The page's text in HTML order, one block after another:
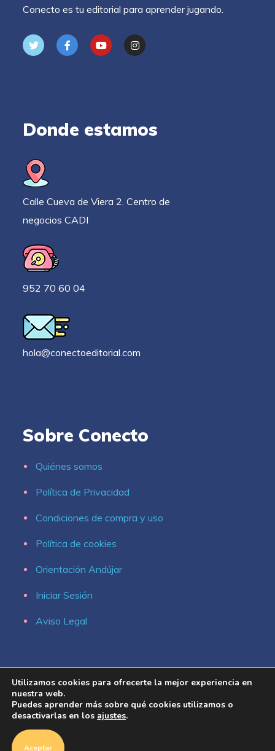
Conecto es tu editorial para aprender jugando.
Donde estamos
Calle Cueva de Viera 2. Centro de
negocios CADI
952 70 60 04
hola@conectoeditorial.com
Sobre Conecto
Quiénes somos
Política de Privacidad
Condiciones de compra y uso
Política de cookies
Orientación Andújar
Iniciar Sesión
Aviso Legal
Utilizamos cookies para ofrecerte la mejor experiencia en
nuestra web.
Puedes aprender más sobre qué cookies utilizamos o
desactivarlas en los ajustes.
Aceptar